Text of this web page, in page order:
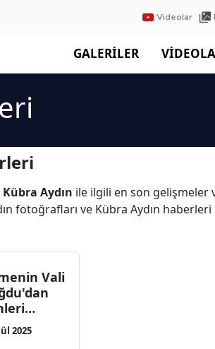
Videolar
GALERİLER
Kübra Aydın ile ilgili en son gelişmeler
fotoğrafları ve Kübra Aydın haberleri
Vali
"Beni
2025